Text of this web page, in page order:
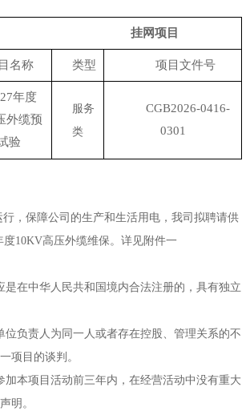
挂网项目
名称 类型 项目文件号
年度
外缆预
验
服务
类
CGB2026-0416-
0301
，保障公司的生产和生活用电，我司拟聘请供
度10KV高压外缆维保。详见附件一
是在中华人民共和国境内合法注册的，具有独立
位负责人为同一人或者存在控股、管理关系的不
项目的谈判。
加本项目活动前三年内，在经营活动中没有重大
明。